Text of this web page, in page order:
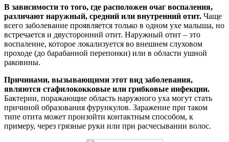
В зависимости то того, где расположен очаг воспаления,
различают наружный, средний или внутренний отит. Чаще
всего заболевание проявляется только в одном ухе малыша, но
встречается и двусторонний отит. Наружный отит – это
воспаление, которое локализуется во внешнем слуховом
проходе (до барабанной перепонки) или в области ушной
раковины.
Причинами, вызывающими этот вид заболевания,
являются стафилококковые или грибковые инфекции.
Бактерии, поражающие область наружного уха могут стать
причиной образования фурункулов. Заражение при таком
типе отита может произойти контактным способом, к
примеру, через грязные руки или при расчесывании волос.